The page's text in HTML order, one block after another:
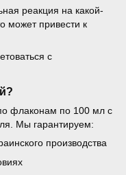
реакция на какой-
может привести к
с
флаконам по 100 мл с
Мы гарантируем:
производства